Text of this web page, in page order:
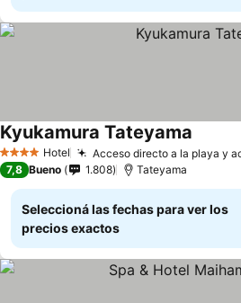
4 EstrellasHotel Acceso directo a la playa y
Kyukamura Tateyama
7,8 Bueno 1.808 Tateyama
Seleccioná las fechas para ver los
precios exactos